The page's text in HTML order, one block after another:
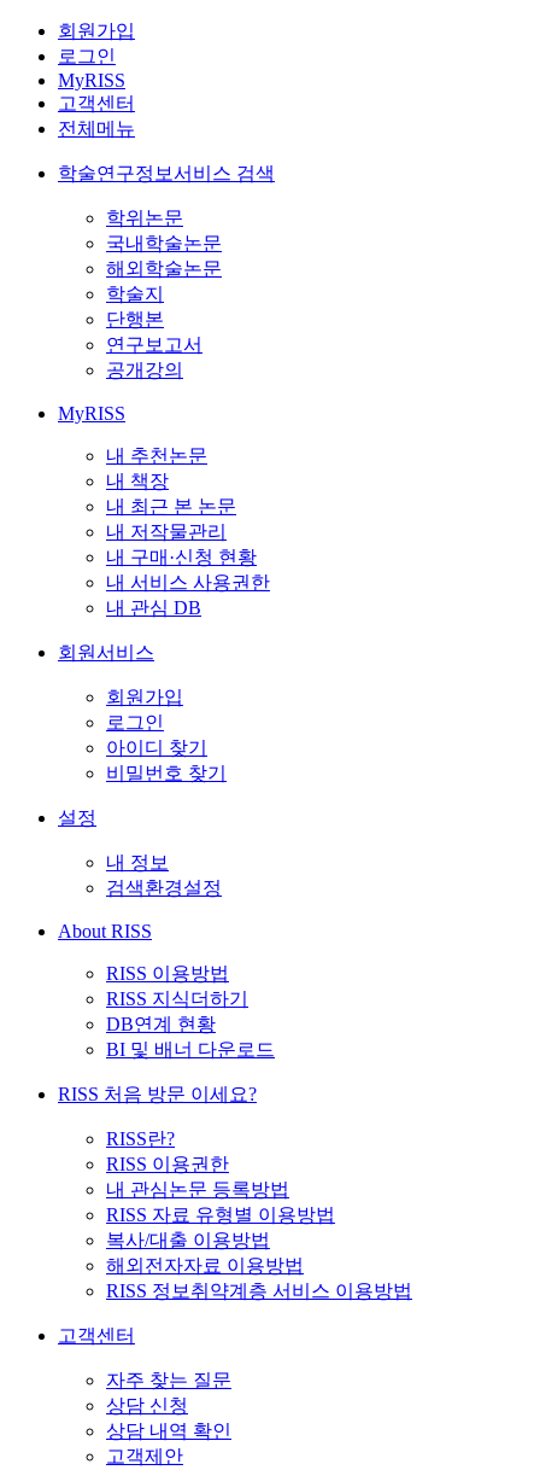
회원가입
로그인
MyRISS
고객센터
전체메뉴
학술연구정보서비스 검색
학위논문
국내학술논문
해외학술논문
학술지
단행본
연구보고서
공개강의
MyRISS
내 추천논문
내 책장
내 최근 본 논문
내 저작물관리
내 구매·신청 현황
내 서비스 사용권한
내 관심 DB
회원서비스
회원가입
로그인
아이디 찾기
비밀번호 찾기
설정
내 정보
검색환경설정
About RISS
RISS 이용방법
RISS 지식더하기
DB연계 현황
BI 및 배너 다운로드
RISS 처음 방문 이세요?
RISS란?
RISS 이용권한
내 관심논문 등록방법
RISS 자료 유형별 이용방법
복사/대출 이용방법
해외전자자료 이용방법
RISS 정보취약계층 서비스 이용방법
고객센터
자주 찾는 질문
상담 신청
상담 내역 확인
고객제안